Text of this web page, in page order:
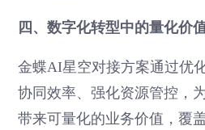
四、数字化转型中的量化价
金蝶AI星空对接方案通过优
协同效率、强化资源管控，
带来可量化的业务价值，覆